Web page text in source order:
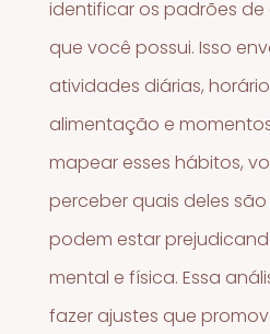
identificar os padrões
que você possui. Isso
atividades diárias,
alimentação e
mapear esses hábitos,
perceber quais deles
podem estar
mental e física. Essa
fazer ajustes que